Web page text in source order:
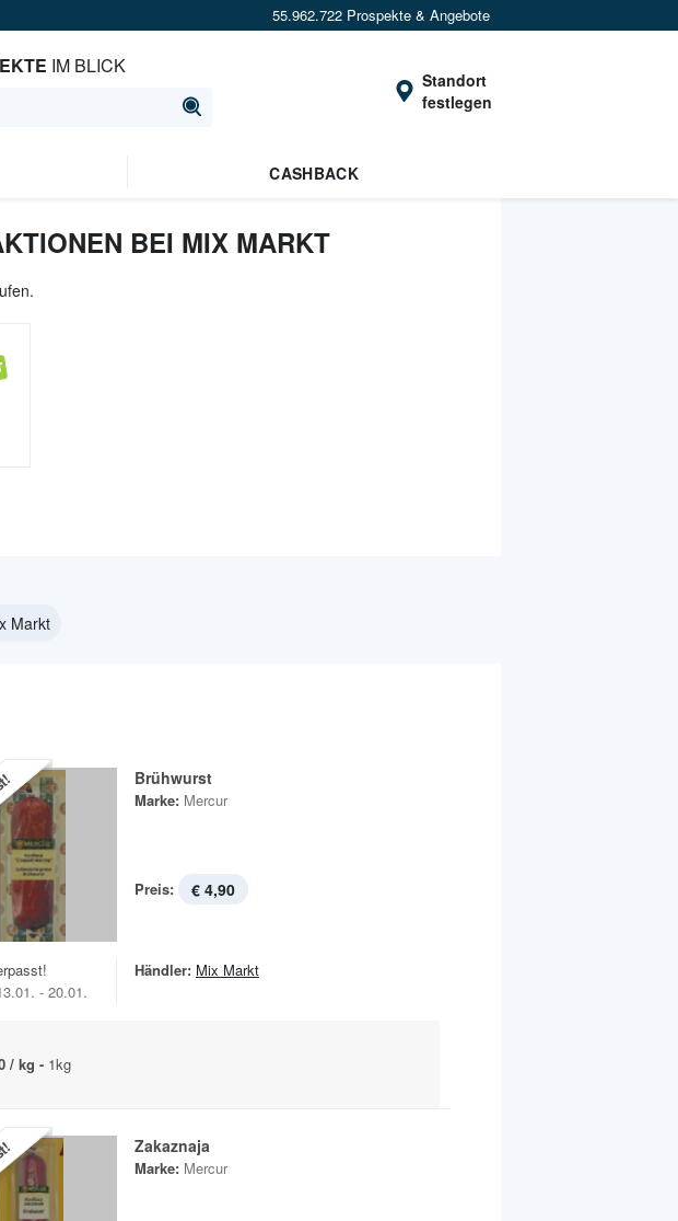
55.962.722 Prospekte & Angebote
IM BLICK
Standort
festlegen
CASHBACK
BEI MIX MARKT
Markt
Brühwurst
Marke: Mercur
Preis: € 4,90
- 20.01.
Händler: Mix Markt
/ kg - 1kg
Zakaznaja
Marke: Mercur